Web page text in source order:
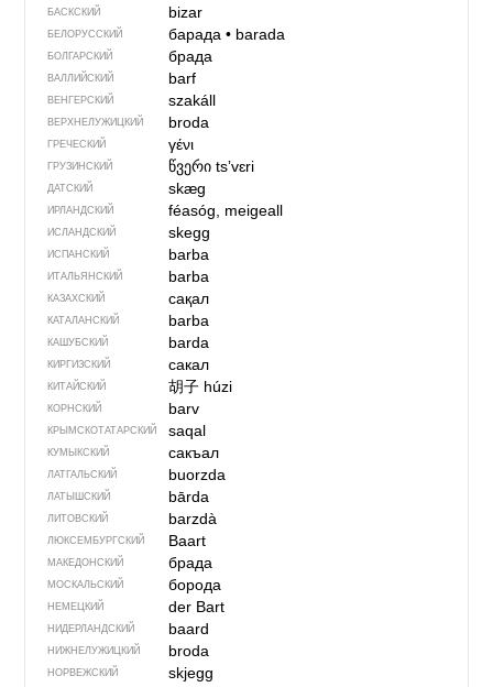
БАСКСКИЙ bizar
БЕЛОРУССКИЙ барада• barada
БОЛГАРСКИЙ брада
ВАЛЛИЙСКИЙ barf
ВЕНГЕРСКИЙ szakáll
ВЕРХНЕЛУЖИЦКИЙ broda
ГРЕЧЕСКИЙ γένι
ГРУЗИНСКИЙ წვერიtsʼvɛri
ДАТСКИЙ skæg
ИРЛАНДСКИЙ féasóg, meigeall
ИСЛАНДСКИЙ skegg
ИСПАНСКИЙ barba
ИТАЛЬЯНСКИЙ barba
КАЗАХСКИЙ сақал
КАТАЛАНСКИЙ barba
КАШУБСКИЙ barda
КИРГИЗСКИЙ сакал
КИТАЙСКИЙ 胡子 húzi
КОРНСКИЙ barv
КРЫМСКО­ТАТАРСКИЙ saqal
КУМЫКСКИЙ сакъал
ЛАТГАЛЬСКИЙ buorzda
ЛАТЫШСКИЙ bārda
ЛИТОВСКИЙ barzdà
ЛЮКСЕМБУРГСКИЙ Baart
МАКЕДОНСКИЙ брада
МОСКАЛЬСКИЙ борода
НЕМЕЦКИЙ der Bart
НИДЕРЛАНДСКИЙ baard
НИЖНЕЛУЖИЦКИЙ broda
НОРВЕЖСКИЙ
skjegg